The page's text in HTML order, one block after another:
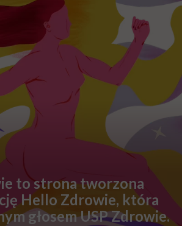
to strona tworzona
Hello Zdrowie, która
głosem USP Zdrowie.